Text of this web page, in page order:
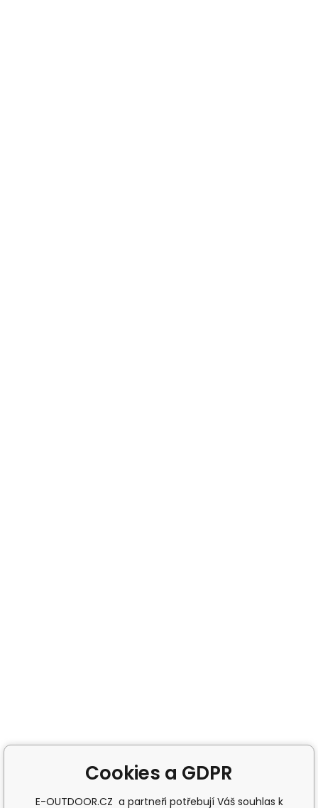
Cookies a GDPR
E-OUTDOOR.CZ a partneři potřebují Váš souhlas k